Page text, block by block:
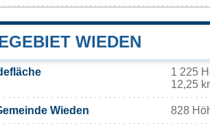
WIEDEN
1 225
12,25
Wieden 828